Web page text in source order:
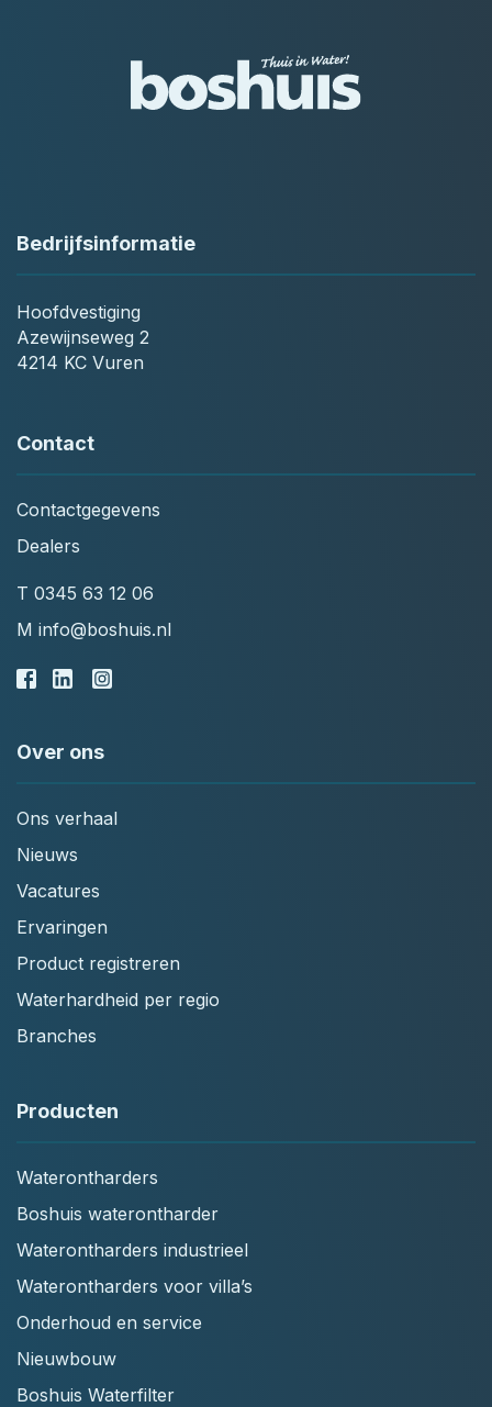
Bedrijfsinformatie
Hoofdvestiging
Azewijnseweg 2
4214 KC Vuren
Contact
Contactgegevens
Dealers
T 0345 63 12 06
M info@boshuis.nl
Over ons
Ons verhaal
Nieuws
Vacatures
Ervaringen
Product registreren
Waterhardheid per regio
Branches
Producten
Waterontharders
Boshuis waterontharder
Waterontharders industrieel
Waterontharders voor villa’s
Onderhoud en service
Nieuwbouw
Boshuis Waterfilter